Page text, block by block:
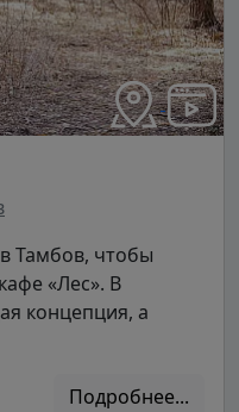
Тамбов, чтобы
«Лес». В
концепция, а
Подробнее...